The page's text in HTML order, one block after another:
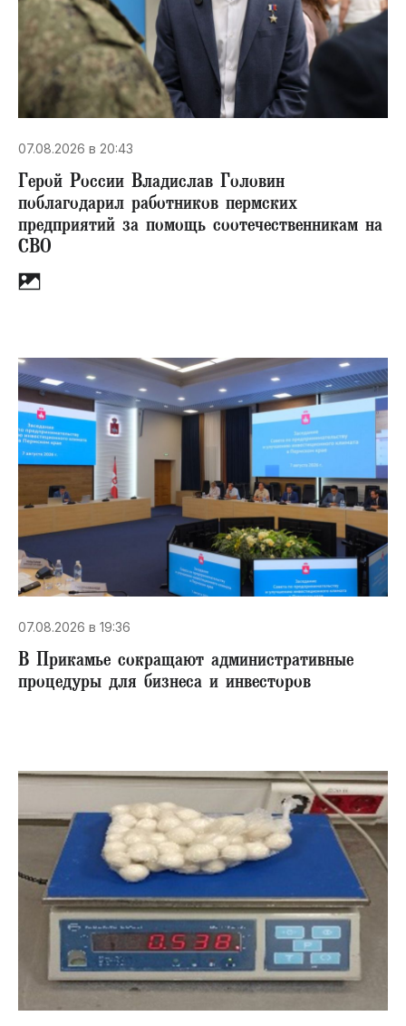
07.08.2026 в 20:43
Герой России Владислав Головин
поблагодарил работников пермских
предприятий за помощь соотечественникам на
СВО
07.08.2026 в 19:36
В Прикамье сокращают административные
процедуры для бизнеса и инвесторов